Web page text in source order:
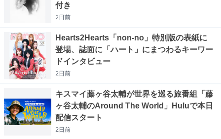
付き
2日前
Hearts2Hearts「non-no」特別版の表紙に
登場、誌面に「ハート」にまつわるキーワー
ドインタビュー
2日前
キスマイ藤ヶ谷太輔が世界を巡る旅番組「藤
ヶ谷太輔のAround The World」Huluで本日
配信スタート
2日前